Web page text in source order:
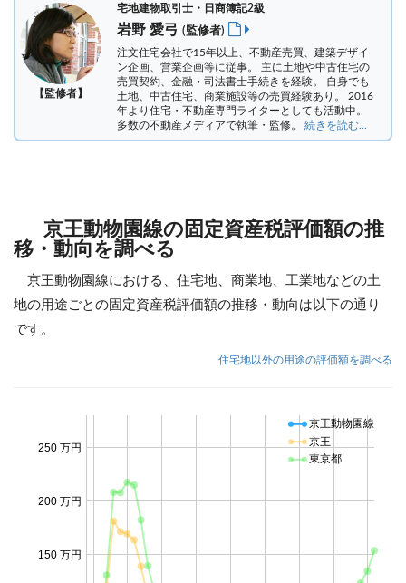
【監修者】
宅地建物取引士・日商簿記2級
岩野 愛弓 (監修者)
注文住宅会社で15年以上、不動産売買、建築デザイ
ン企画、営業企画等に従事。 主に土地や中古住宅の
売買契約、金融・司法書士手続きを経験。 自身でも
土地、中古住宅、商業施設等の売買経験あり。 2016
年より住宅・不動産専門ライターとしても活動中。
多数の不動産メディアで執筆・監修。 続きを読む...
京王動物園線の固定資産税評価額の推
移・動向を調べる
京王動物園線における、住宅地、商業地、工業地などの土
地の用途ごとの固定資産税評価額の推移・動向は以下の通り
です。
住宅地以外の用途の評価額を調べる
150 万円
200 万円
250 万円
京王動物園線
京王
東京都